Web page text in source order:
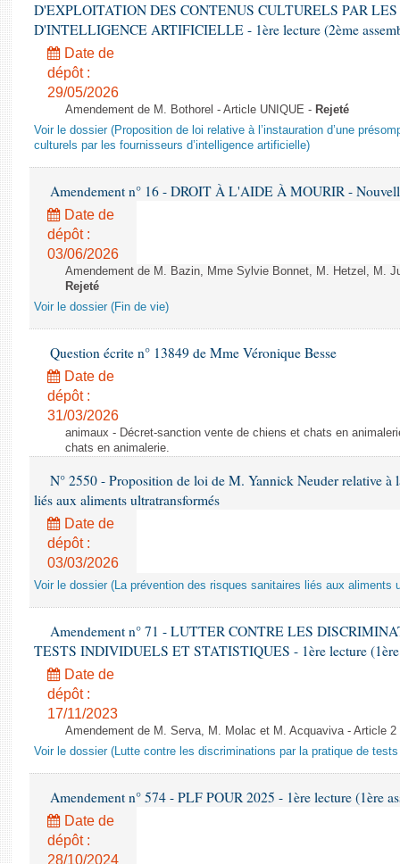
D'EXPLOITATION DES CONTENUS CULTURELS PAR LES
D'INTELLIGENCE ARTIFICIELLE - 1ère lecture (2ème
Date de
dépôt :
29/05/2026
Amendement de M. Bothorel - Article UNIQUE - Rejeté
Voir le dossier (Proposition de loi relative à l’instauration d’une
culturels par les fournisseurs d’intelligence artificielle)
Amendement n° 16 - DROIT À L'AIDE À MOURIR -
Date de
dépôt :
03/06/2026
Amendement de M. Bazin, Mme Sylvie Bonnet, M. Hetzel, M.
Rejeté
Voir le dossier (Fin de vie)
Question écrite n° 13849 de Mme Véronique Besse
Date de
dépôt :
31/03/2026
animaux - Décret-sanction vente de chiens et chats en
chats en animalerie.
N° 2550 - Proposition de loi de M. Yannick Neuder relative à
liés aux aliments ultratransformés
Date de
dépôt :
03/03/2026
Voir le dossier (La prévention des risques sanitaires liés aux aliments
Amendement n° 71 - LUTTER CONTRE LES
TESTS INDIVIDUELS ET STATISTIQUES - 1ère lecture (1ère
Date de
dépôt :
17/11/2023
Amendement de M. Serva, M. Molac et M. Acquaviva - Article
Voir le dossier (Lutte contre les discriminations par la pratique de
Amendement n° 574 - PLF POUR 2025 - 1ère lecture (1ère
Date de
dépôt :
28/10/2024